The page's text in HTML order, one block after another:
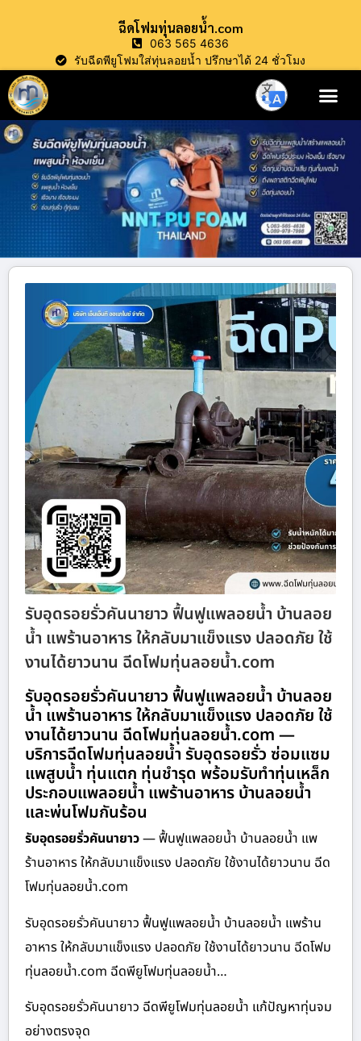
ฉีดโฟมทุ่นลอยน้ำ.com
063 565 4636
รับฉีดพียูโฟมใส่ทุ่นลอยน้ำ ปรึกษาได้ 24 ชั่วโมง
รับอุดรอยรั่วคันนายาว ฟื้นฟูแพลอยน้ำ บ้านลอย
น้ำ แพร้านอาหาร ให้กลับมาแข็งแรง ปลอดภัย ใช้
งานได้ยาวนาน ฉีดโฟมทุ่นลอยน้ำ.com
รับอุดรอยรั่วคันนายาว ฟื้นฟูแพลอยน้ำ บ้านลอย
น้ำ แพร้านอาหาร ให้กลับมาแข็งแรง ปลอดภัย ใช้
งานได้ยาวนาน ฉีดโฟมทุ่นลอยน้ำ.com —
บริการฉีดโฟมทุ่นลอยน้ำ รับอุดรอยรั่ว ซ่อมแซม
แพสูบน้ำ ทุ่นแตก ทุ่นชำรุด พร้อมรับทำทุ่นเหล็ก
ประกอบแพลอยน้ำ แพร้านอาหาร บ้านลอยน้ำ
และพ่นโฟมกันร้อน
รับอุดรอยรั่วคันนายาว— ฟื้นฟูแพลอยน้ำ บ้านลอยน้ำ แพ
ร้านอาหาร ให้กลับมาแข็งแรง ปลอดภัย ใช้งานได้ยาวนาน ฉีด
โฟมทุ่นลอยน้ำ.com
รับอุดรอยรั่วคันนายาว ฟื้นฟูแพลอยน้ำ บ้านลอยน้ำ แพร้าน
อาหาร ให้กลับมาแข็งแรง ปลอดภัย ใช้งานได้ยาวนาน ฉีดโฟม
ทุ่นลอยน้ำ.com ฉีดพียูโฟมทุ่นลอยน้ำ…
รับอุดรอยรั่วคันนายาว ฉีดพียูโฟมทุ่นลอยน้ำ แก้ปัญหาทุ่นจม
อย่างตรงจุด